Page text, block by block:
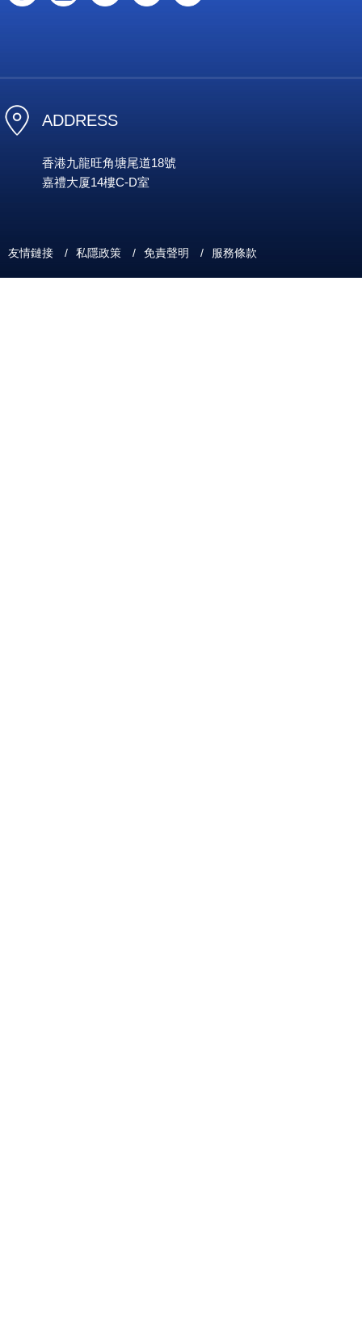
ADDRESS
香港九龍旺角塘尾道18號
嘉禮大厦14樓C-D室
友情鏈接 / 私隱政策 / 免責聲明 / 服務條款